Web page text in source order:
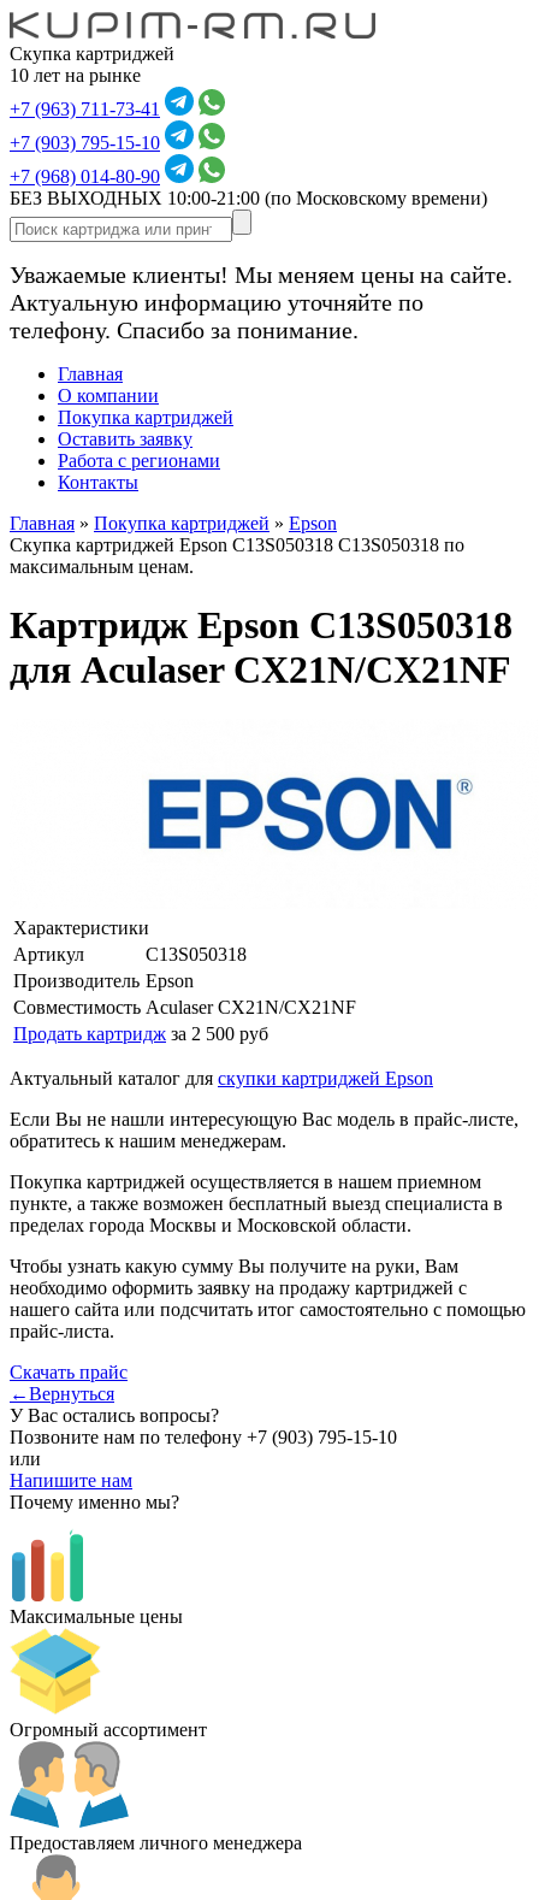
Скупка картриджей
10 лет на рынке
+7 (963) 711-73-41
+7 (903) 795-15-10
+7 (968) 014-80-90
БЕЗ ВЫХОДНЫХ 10:00-21:00 (по Московскому времени)
Уважаемые клиенты! Мы меняем цены на сайте.
Актуальную информацию уточняйте по
телефону. Спасибо за понимание.
Главная
О компании
Покупка картриджей
Оставить заявку
Работа с регионами
Контакты
Главная » Покупка картриджей » Epson
Скупка картриджей Epson C13S050318 C13S050318 по
максимальным ценам.
Картридж Epson C13S050318
для Aculaser CX21N/CX21NF
Характеристики
Артикул
C13S050318
Производитель Epson
Совместимость Aculaser CX21N/CX21NF
Продать картридж за 2 500 руб
Актуальный каталог для скупки картриджей Epson
Если Вы не нашли интересующую Вас модель в прайс-листе,
обратитесь к нашим менеджерам.
Покупка картриджей осуществляется в нашем приемном
пункте, а также возможен бесплатный выезд специалиста в
пределах города Москвы и Московской области.
Чтобы узнать какую сумму Вы получите на руки, Вам
необходимо оформить заявку на продажу картриджей с
нашего сайта или подсчитать итог самостоятельно с помощью
прайс-листа.
Скачать прайс
←Вернуться
У Вас остались вопросы?
Позвоните нам по телефону +7 (903) 795-15-10
или
Напишите нам
Почему именно мы?
Максимальные цены
Огромный ассортимент
Предоставляем личного менеджера